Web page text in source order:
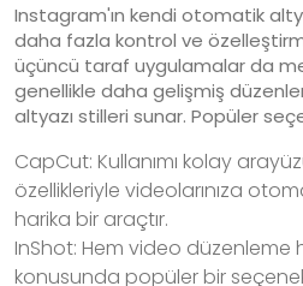
Instagram'ın kendi otomatik
daha fazla kontrol ve
üçüncü taraf uygulamalar da
genellikle daha gelişmiş
altyazı stilleri sunar. Popüler
CapCut: Kullanımı kolay
özellikleriyle videolarınıza
harika bir araçtır.
InShot: Hem video düzenleme
konusunda popüler bir